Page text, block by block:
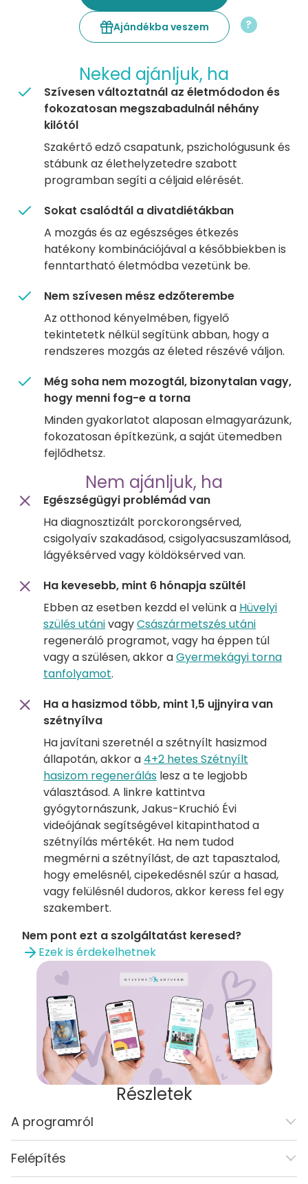
Ajándékba veszem ?
Neked ajánljuk, ha
Szívesen változtatnál az életmódodon és
fokozatosan megszabadulnál néhány
kilótól
Szakértő edző csapatunk, pszichológusunk és
stábunk az élethelyzetedre szabott
programban segíti a céljaid elérését.
Sokat csalódtál a divatdiétákban
A mozgás és az egészséges étkezés
hatékony kombinációjával a későbbiekben is
fenntartható életmódba vezetünk be.
Nem szívesen mész edzőterembe
Az otthonod kényelmében, figyelő
tekintetetk nélkül segítünk abban, hogy a
rendszeres mozgás az életed részévé váljon.
Még soha nem mozogtál, bizonytalan vagy,
hogy menni fog-e a torna
Minden gyakorlatot alaposan elmagyarázunk,
fokozatosan építkezünk, a saját ütemedben
fejlődhetsz.
Nem ajánljuk, ha
Egészségügyi problémád van
Ha diagnosztizált porckorongsérved,
csigolyaív szakadásod, csigolyacsuszamlásod,
lágyéksérved vagy köldöksérved van.
Ha kevesebb, mint 6 hónapja szültél
Ebben az esetben kezdd el velünk a Hüvelyi
szülés utánivagyCsászármetszés utáni
regeneráló programot, vagy ha éppen túl
vagy a szülésen, akkor aGyermekágyi torna
tanfolyamot.
Ha a hasizmod több, mint 1,5 ujjnyira van
szétnyílva
Ha javítani szeretnél a szétnyílt hasizmod
állapotán, akkor a 4+2 hetes Szétnyílt
hasizom regenerálás lesz a te legjobb
választásod. A linkre kattintva
gyógytornászunk, Jakus-Kruchió Évi
videójának segítségével kitapinthatod a
szétnyílás mértékét. Ha nem tudod
megmérni a szétnyílást, de azt tapasztalod,
hogy emelésnél, cipekedésnél szúr a hasad,
vagy felülésnél dudoros, akkor keress fel egy
szakembert.
Nem pont ezt a szolgáltatást keresed?
Ezek is érdekelhetnek
Részletek
A programról
Felépítés